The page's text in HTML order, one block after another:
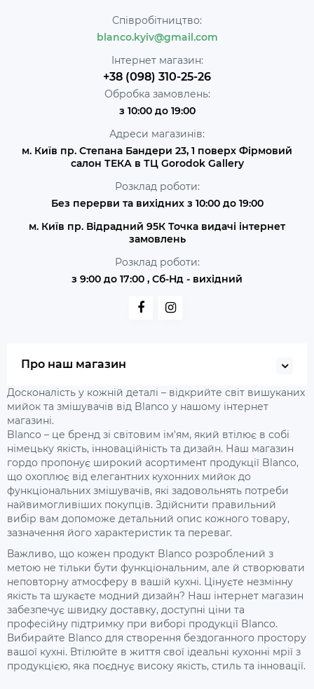
Співробітництво:
blanco.kyiv@gmail.com
Інтернет магазин:
+38 (098) 310-25-26
Обробка замовлень:
з 10:00 до 19:00
Адреси магазинів:
м. Київ пр. Степана Бандери 23, 1 поверх Фірмовий
салон ТЕКА в ТЦ Gorodok Gallery
Розклад роботи:
Без перерви та вихідних з 10:00 до 19:00
м. Київ пр. Відрадний 95К Точка видачі інтернет
замовлень
Розклад роботи:
з 9:00 до 17:00 , Сб-Нд - вихідний
Про наш магазин
Досконалість у кожній деталі – відкрийте світ вишуканих
мийок та змішувачів від Blanco у нашому інтернет
магазині.
Blanco – це бренд зі світовим ім'ям, який втілює в собі
німецьку якість, інноваційність та дизайн. Наш магазин
гордо пропонує широкий асортимент продукції Blanco,
що охоплює від елегантних кухонних мийок до
функціональних змішувачів, які задовольнять потреби
найвимогливіших покупців. Здійснити правильний
вибір вам допоможе детальний опис кожного товару,
зазначення його характеристик та переваг.
Важливо, що кожен продукт Blanco розроблений з
метою не тільки бути функціональним, але й створювати
неповторну атмосферу в вашій кухні. Цінуєте незмінну
якість та шукаєте модний дизайн? Наш інтернет магазин
забезпечує швидку доставку, доступні ціни та
професійну підтримку при виборі продукції Blanco.
Вибирайте Blanco для створення бездоганного простору
вашої кухні. Втілюйте в життя свої ідеальні кухонні мрії з
продукцією, яка поєднує високу якість, стиль та інновації.